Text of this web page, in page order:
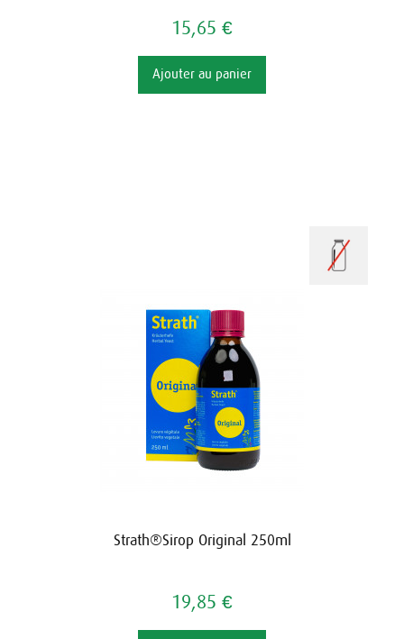
15,65 €
Ajouter au panier
Strath®Sirop Original 250ml
19,85 €